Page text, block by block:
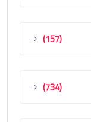
(157)
(734)